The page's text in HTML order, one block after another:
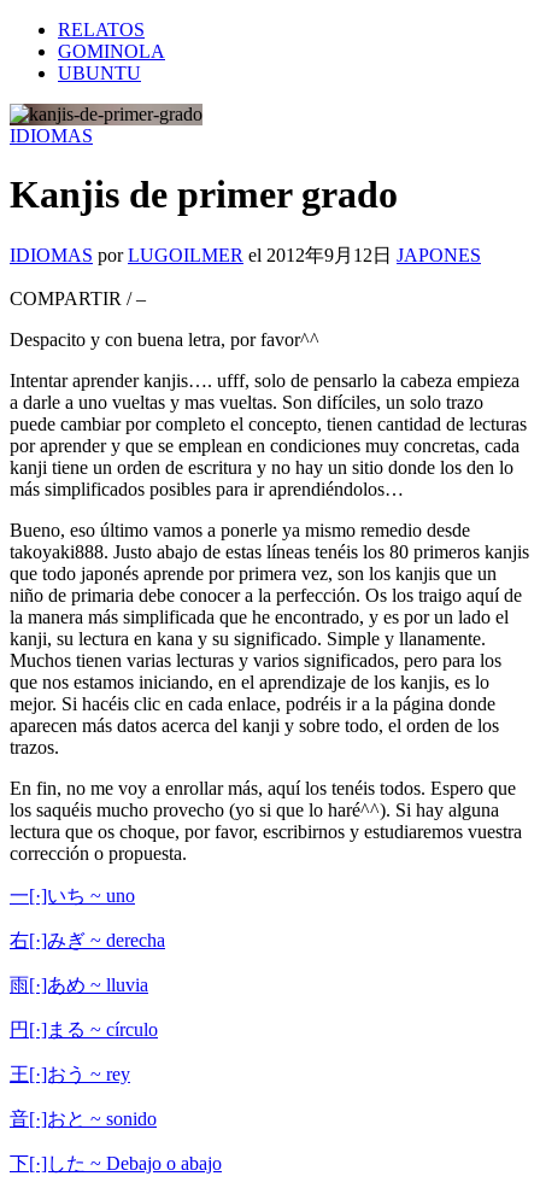
RELATOS
GOMINOLA
UBUNTU
IDIOMAS
Kanjis de primer grado
IDIOMAS por LUGOILMER el 2012年9月12日 JAPONES
COMPARTIR / –
Despacito y con buena letra, por favor^^
Intentar aprender kanjis…. ufff, solo de pensarlo la cabeza empieza
a darle a uno vueltas y mas vueltas. Son difíciles, un solo trazo
puede cambiar por completo el concepto, tienen cantidad de lecturas
por aprender y que se emplean en condiciones muy concretas, cada
kanji tiene un orden de escritura y no hay un sitio donde los den lo
más simplificados posibles para ir aprendiéndolos…
Bueno, eso último vamos a ponerle ya mismo remedio desde
takoyaki888. Justo abajo de estas líneas tenéis los 80 primeros kanjis
que todo japonés aprende por primera vez, son los kanjis que un
niño de primaria debe conocer a la perfección. Os los traigo aquí de
la manera más simplificada que he encontrado, y es por un lado el
kanji, su lectura en kana y su significado. Simple y llanamente.
Muchos tienen varias lecturas y varios significados, pero para los
que nos estamos iniciando, en el aprendizaje de los kanjis, es lo
mejor. Si hacéis clic en cada enlace, podréis ir a la página donde
aparecen más datos acerca del kanji y sobre todo, el orden de los
trazos.
En fin, no me voy a enrollar más, aquí los tenéis todos. Espero que
los saquéis mucho provecho (yo si que lo haré^^). Si hay alguna
lectura que os choque, por favor, escribirnos y estudiaremos vuestra
corrección o propuesta.
一[·]いち ~ uno
右[·]みぎ ~ derecha
雨[·]あめ ~ lluvia
円[·]まる ~ círculo
王[·]おう ~ rey
音[·]おと ~ sonido
下[·]した ~ Debajo o abajo